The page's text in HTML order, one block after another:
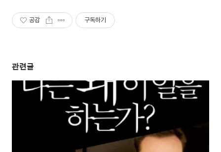
공감 구독하기
관련글